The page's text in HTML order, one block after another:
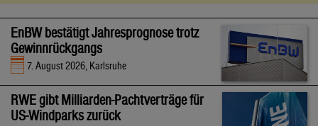
EnBW bestätigt Jahresprognose trotz
Gewinnrückgangs
7. August 2026, Karlsruhe
RWE gibt Milliarden-Pachtverträge für
US-Windparks zurück